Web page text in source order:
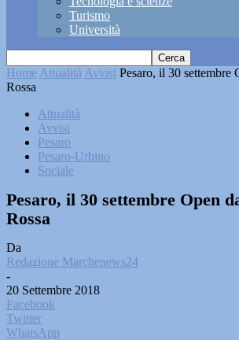
Turismo
Università
Home Attualità Avvisi Pesaro, il 30 settembre
Rossa
Attualità
Avvisi
Pesaro
Pesaro-Urbino
Sociale
Pesaro, il 30 settembre Open
Rossa
Da
Redazione Marchenews24
-
20 Settembre 2018
Facebook
Twitter
WhatsApp